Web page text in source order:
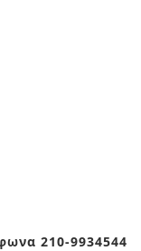
210-9934544